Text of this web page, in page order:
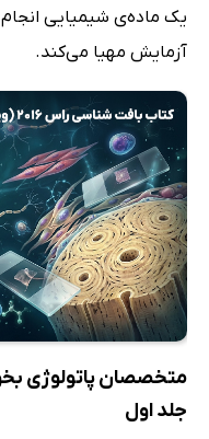
یک ماده‌ی شیمیایی
آزمایش مهیا می‌کند.
متخصصان پاتولوژی
جلد اول